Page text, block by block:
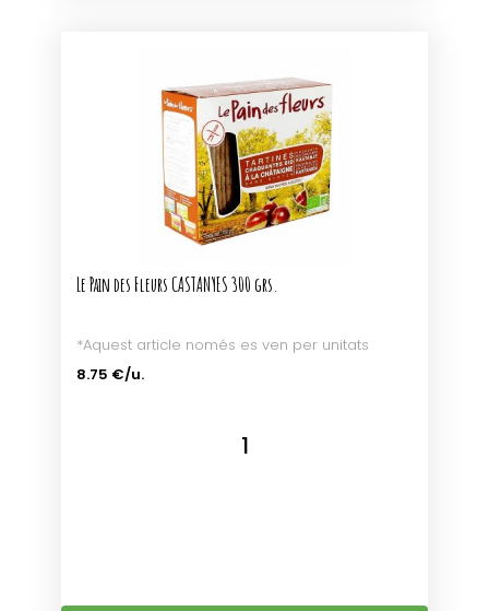
Le Pain des Fleurs CASTANYES 300 grs.
*Aquest article només es ven per unitats
8.75 €/u.